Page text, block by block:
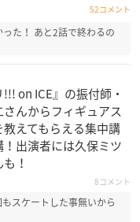
52コメント
た！ あと2話で終わるの
!!! on ICE』の振付師・
さんからフィギュアス
教えてもらえる集中講
！出演者には久保ミツ
！
8コメント
スケートした事無いから